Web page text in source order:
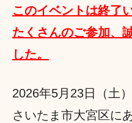
このイベントは終了
たくさんのご参加、
した。
2026年5月23日（土
さいたま市大宮区に